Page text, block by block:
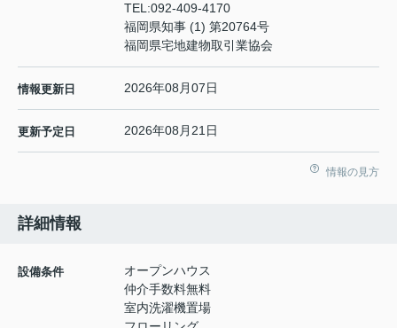
TEL:092-409-4170
福岡県知事 (1) 第20764号
福岡県宅地建物取引業協会
情報更新日 2026年08月07日
更新予定日 2026年08月21日
情報の見方
詳細情報
設備条件
オープンハウス
仲介手数料無料
室内洗濯機置場